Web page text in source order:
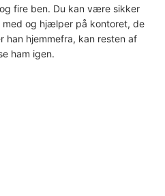
fire ben. Du kan være sikker
og hjælper på kontoret, de
han hjemmefra, kan resten af
ham igen.